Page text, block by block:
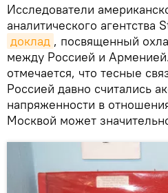
Исследователи
аналитического агентства
доклад , посвященный
между Россией и
отмечается, что тесные
Россией давно считались
напряженности в
Москвой может